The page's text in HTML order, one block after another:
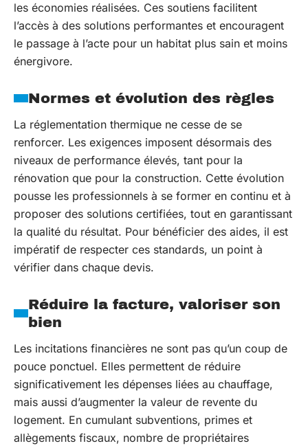
les économies réalisées. Ces soutiens facilitent
l’accès à des solutions performantes et encouragent
le passage à l’acte pour un habitat plus sain et moins
énergivore.
Normes et évolution des règles
La réglementation thermique ne cesse de se
renforcer. Les exigences imposent désormais des
niveaux de performance élevés, tant pour la
rénovation que pour la construction. Cette évolution
pousse les professionnels à se former en continu et à
proposer des solutions certifiées, tout en garantissant
la qualité du résultat. Pour bénéficier des aides, il est
impératif de respecter ces standards, un point à
vérifier dans chaque devis.
Réduire la facture, valoriser son
bien
Les incitations financières ne sont pas qu’un coup de
pouce ponctuel. Elles permettent de réduire
significativement les dépenses liées au chauffage,
mais aussi d’augmenter la valeur de revente du
logement. En cumulant subventions, primes et
allègements fiscaux, nombre de propriétaires